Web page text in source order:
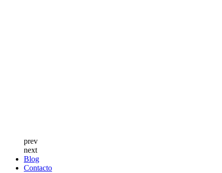
prev
next
Blog
Contacto